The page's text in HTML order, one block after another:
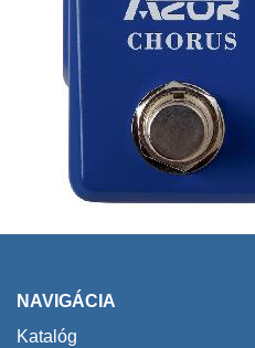
NAVIGÁCIA
Katalóg